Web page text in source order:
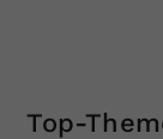
Top-